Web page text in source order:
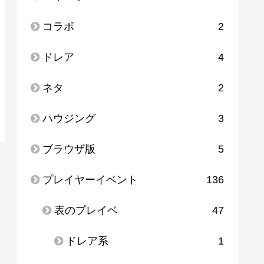
コラボ 2
ドレア 4
ネタ 2
ハウジング 3
ブラウザ版 5
プレイヤーイベント 136
表のプレイベ 47
ドレア系 1